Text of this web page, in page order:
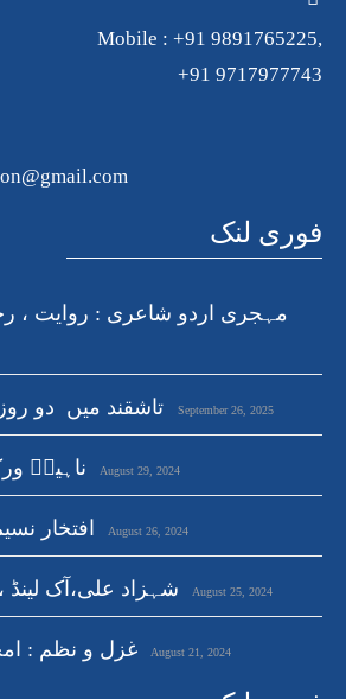
Mobile : +91 9891765225,
+91 9717977743
فوری لنک
مہجری اردو شاعری : روایت ،
تاشقند میں دو September 26, 2025
ناہیدؔ August 29, 2024
افتخار August 26, 2024
شہزاد علی،آک لینڈ August 25, 2024
غزل و نظم : August 21, 2024